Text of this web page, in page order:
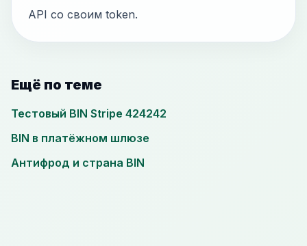
API со своим token.
Ещё по теме
Тестовый BIN Stripe 424242
BIN в платёжном шлюзе
Антифрод и страна BIN